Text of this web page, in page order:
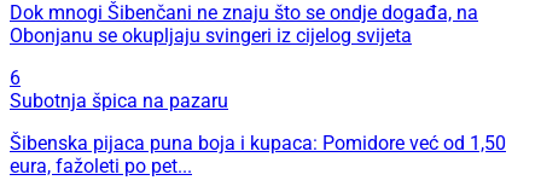
Dok mnogi Šibenčani ne znaju što se ondje događa, na
Obonjanu se okupljaju svingeri iz cijelog svijeta
6
Subotnja špica na pazaru
Šibenska pijaca puna boja i kupaca: Pomidore već od 1,50
eura, fažoleti po pet...